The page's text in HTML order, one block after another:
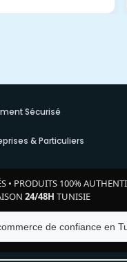
Sécurisé
& Particuliers
• PRODUITS 100%
24/48H TUNISIE
de confiance en